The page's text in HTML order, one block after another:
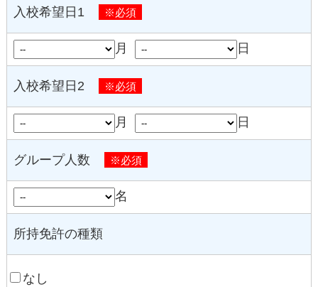
入校希望日1 ※必須
月 日
入校希望日2 ※必須
月 日
グループ人数 ※必須
名
所持免許の種類
なし